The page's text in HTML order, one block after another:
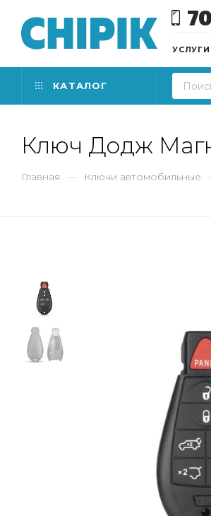
УСЛУГИ
КАТАЛОГ
Ключ Додж
Главная — Ключи автомобильные